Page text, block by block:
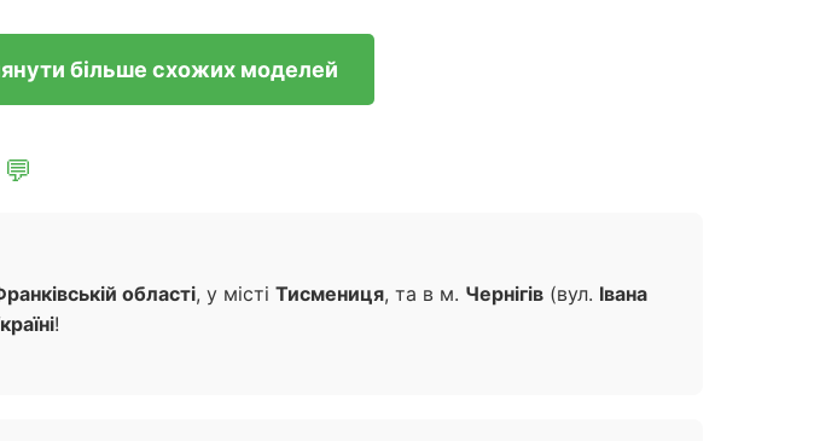
більше схожих моделей
області, у місті Тисмениця, та в м. Чернігів (вул. Івана
!